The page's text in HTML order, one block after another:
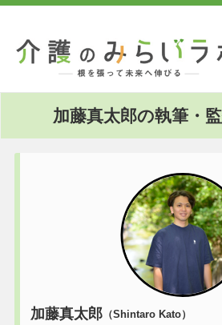
加藤真太郎の執筆・
加藤真太郎（Shintaro Kato）